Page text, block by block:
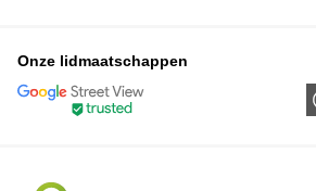
Onze lidmaatschappen